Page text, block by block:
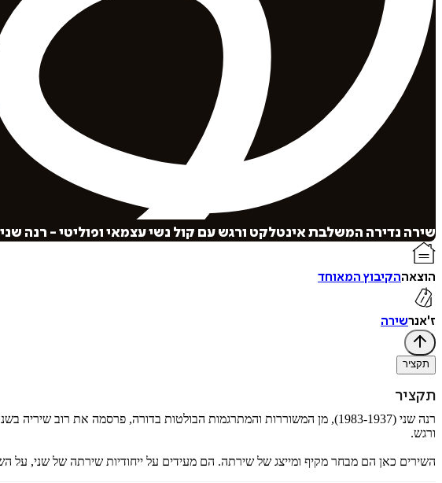
שירה נדירה המשלבת אינטלקט ורגש עם קול נשי עצמאי ופוליטי - רנה
הוצאההקיבוץ המאוחד
ז'אנרשירה
תקציר
תקציר
רנה שני (1983-1937), מן המשוררות והמתרגמות הבולטות בדורה, פרסמה
ורגש.
השירים כאן הם מבחר מקיף ומייצג של שירתה. הם מעידים על ייחודיות שירתה של שני, על